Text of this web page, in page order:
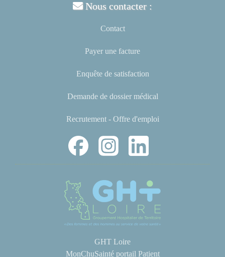
Nous contacter :
Contact
Payer une facture
Enquête de satisfaction
Demande de dossier médical
Recrutement - Offre d'emploi
GHT Loire
MonChuSainté portail Patient